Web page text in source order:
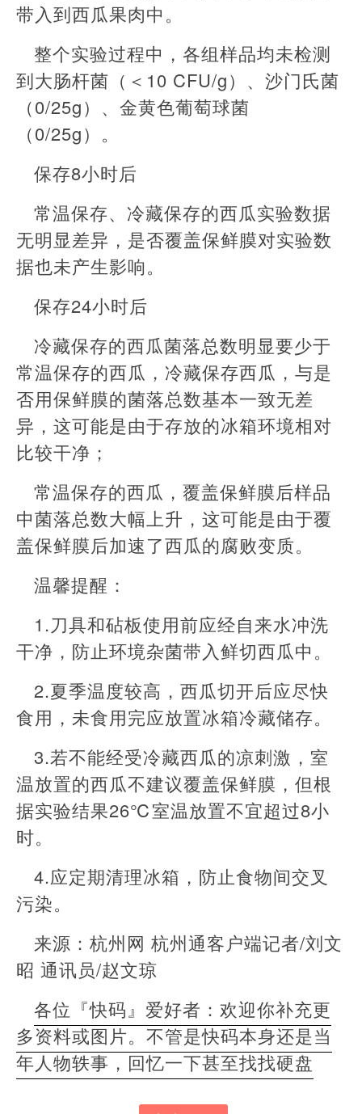
带入到西瓜果肉中。
整个实验过程中，各组样品均未检测
到大肠杆菌（＜10 CFU/g）、沙门氏菌
（0/25g）、金黄色葡萄球菌
（0/25g）。
保存8小时后
常温保存、冷藏保存的西瓜实验数据
无明显差异，是否覆盖保鲜膜对实验数
据也未产生影响。
保存24小时后
冷藏保存的西瓜菌落总数明显要少于
常温保存的西瓜，冷藏保存西瓜，与是
否用保鲜膜的菌落总数基本一致无差
异，这可能是由于存放的冰箱环境相对
比较干净；
常温保存的西瓜，覆盖保鲜膜后样品
中菌落总数大幅上升，这可能是由于覆
盖保鲜膜后加速了西瓜的腐败变质。
温馨提醒：
1.刀具和砧板使用前应经自来水冲洗
干净，防止环境杂菌带入鲜切西瓜中。
2.夏季温度较高，西瓜切开后应尽快
食用，未食用完应放置冰箱冷藏储存。
3.若不能经受冷藏西瓜的凉刺激，室
温放置的西瓜不建议覆盖保鲜膜，但根
据实验结果26℃室温放置不宜超过8小
时。
4.应定期清理冰箱，防止食物间交叉
污染。
来源：杭州网 杭州通客户端记者/刘文
昭 通讯员/赵文琼
各位『快码』爱好者：欢迎你补充更
多资料或图片。不管是快码本身还是当
年人物轶事，回忆一下甚至找找硬盘